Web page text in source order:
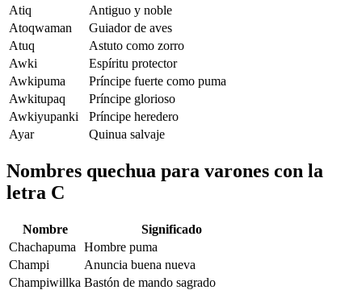
Atiq
Antiguo y noble
Atoqwaman
Guiador de aves
Atuq
Astuto como zorro
Awki
Espíritu protector
Awkipuma
Príncipe fuerte como puma
Awkitupaq
Príncipe glorioso
Awkiyupanki
Príncipe heredero
Ayar
Quinua salvaje
Nombres quechua para varones con la
letra C
Nombre
Significado
Chachapuma
Hombre puma
Champi
Anuncia buena nueva
Champiwillka Bastón de mando sagrado